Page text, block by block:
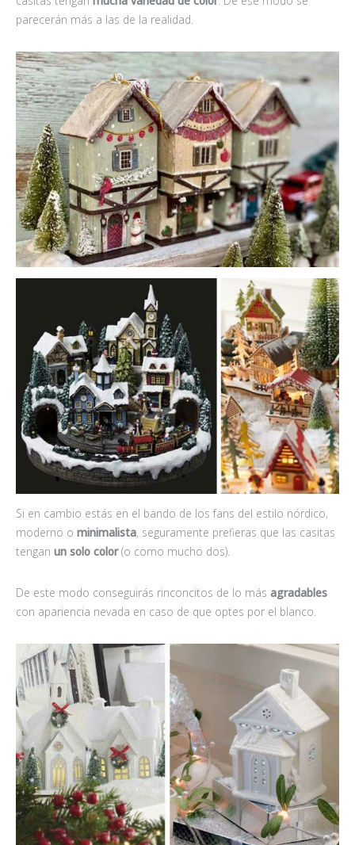
parecerán más a las de la realidad.
Si en cambio estás en el bando de los fans del estilo nórdico,
moderno o minimalista, seguramente prefieras que las casitas
tengan un solo color(o como mucho dos).
De este modo conseguirás rinconcitos de lo más agradables
con apariencia nevada en caso de que optes por el blanco.